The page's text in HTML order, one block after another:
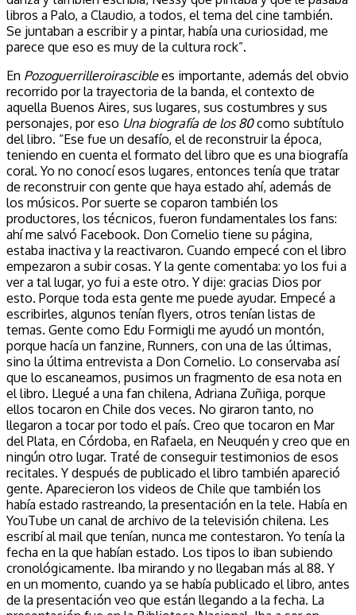
libros a Palo, a Claudio, a todos, el tema del cine también.
Se juntaban a escribir y a pintar, había una curiosidad, me
parece que eso es muy de la cultura rock”.
En Pozoguerrilleroirasciblees importante, además del obvio
recorrido por la trayectoria de la banda, el contexto de
aquella Buenos Aires, sus lugares, sus costumbres y sus
personajes, por eso Una biografía de los 80como subtítulo
del libro. “Ese fue un desafío, el de reconstruir la época,
teniendo en cuenta el formato del libro que es una biografía
coral. Yo no conocí esos lugares, entonces tenía que tratar
de reconstruir con gente que haya estado ahí, además de
los músicos. Por suerte se coparon también los
productores, los técnicos, fueron fundamentales los fans:
ahí me salvó Facebook. Don Cornelio tiene su página,
estaba inactiva y la reactivaron. Cuando empecé con el libro
empezaron a subir cosas. Y la gente comentaba: yo los fui a
ver a tal lugar, yo fui a este otro. Y dije: gracias Dios por
esto. Porque toda esta gente me puede ayudar. Empecé a
escribirles, algunos tenían flyers, otros tenían listas de
temas. Gente como Edu Formigli me ayudó un montón,
porque hacía un fanzine, Runners, con una de las últimas,
sino la última entrevista a Don Cornelio. Lo conservaba así
que lo escaneamos, pusimos un fragmento de esa nota en
el libro. Llegué a una fan chilena, Adriana Zuñiga, porque
ellos tocaron en Chile dos veces. No giraron tanto, no
llegaron a tocar por todo el país. Creo que tocaron en Mar
del Plata, en Córdoba, en Rafaela, en Neuquén y creo que en
ningún otro lugar. Traté de conseguir testimonios de esos
recitales. Y después de publicado el libro también apareció
gente. Aparecieron los videos de Chile que también los
había estado rastreando, la presentación en la tele. Había en
YouTube un canal de archivo de la televisión chilena. Les
escribí al mail que tenían, nunca me contestaron. Yo tenía la
fecha en la que habían estado. Los tipos lo iban subiendo
cronológicamente. Iba mirando y no llegaban más al 88. Y
en un momento, cuando ya se había publicado el libro, antes
de la presentación veo que están llegando a la fecha. La